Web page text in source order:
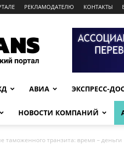
РЕКЛАМОДАТЕЛЮ КОНТАКТЫ
АВИА ЭКСПРЕСС-
НОВОСТИ КОМПАНИЙ
таможенного транзита: время – деньги